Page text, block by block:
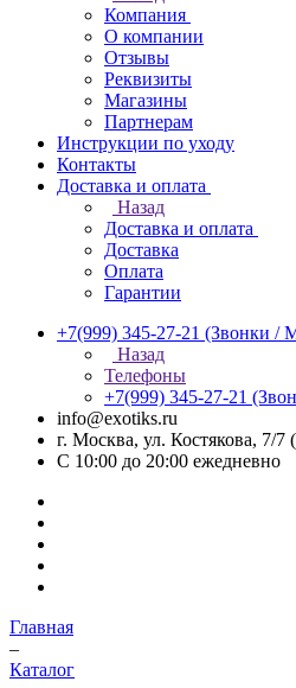
Компания
О компании
Отзывы
Реквизиты
Магазины
Партнерам
Инструкции по уходу
Контакты
Доставка и оплата
Назад
Доставка и оплата
Доставка
Оплата
Гарантии
+7(999) 345-27-21 (Звонки /
Назад
Телефоны
+7(999) 345-27-21
info@exotiks.ru
г. Москва, ул. Костякова, 7/7
С 10:00 до 20:00 ежедневно
Главная
–
Каталог